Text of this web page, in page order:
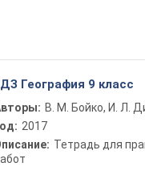
География 9 класс
В. М. Бойко, И. Л.
2017
Тетрадь для